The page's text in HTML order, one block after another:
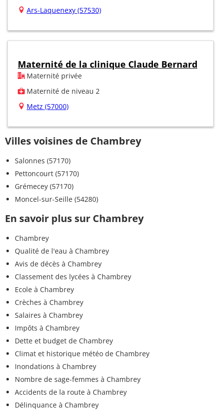
Ars-Laquenexy (57530)
Maternité de la clinique Claude Bernard
Maternité privée
Maternité de niveau 2
Metz (57000)
Villes voisines de Chambrey
Salonnes (57170)
Pettoncourt (57170)
Grémecey (57170)
Moncel-sur-Seille (54280)
En savoir plus sur Chambrey
Chambrey
Qualité de l'eau à Chambrey
Avis de décès à Chambrey
Classement des lycées à Chambrey
Ecole à Chambrey
Crèches à Chambrey
Salaires à Chambrey
Impôts à Chambrey
Dette et budget de Chambrey
Climat et historique météo de Chambrey
Inondations à Chambrey
Nombre de sage-femmes à Chambrey
Accidents de la route à Chambrey
Délinquance à Chambrey